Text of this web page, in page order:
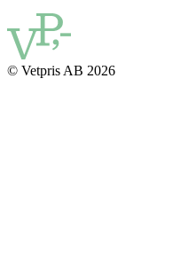
© Vetpris AB 2026